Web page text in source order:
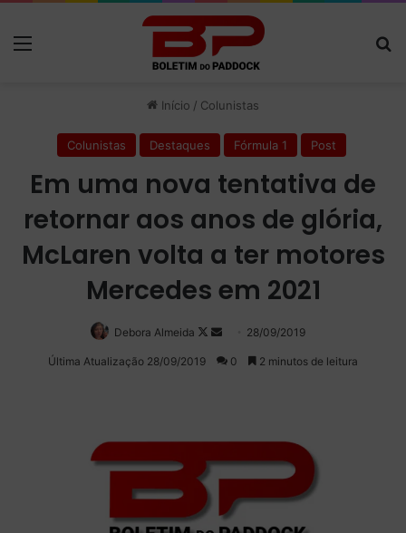
Início / Colunistas
Colunistas Destaques Fórmula 1 Post
Em uma nova tentativa de
retornar aos anos de glória,
McLaren volta a ter motores
Mercedes em 2021
Debora Almeida
Follow
on
Mande
um
28/09/2019
Última Atualização 28/09/2019 0 2 minutos de leitura